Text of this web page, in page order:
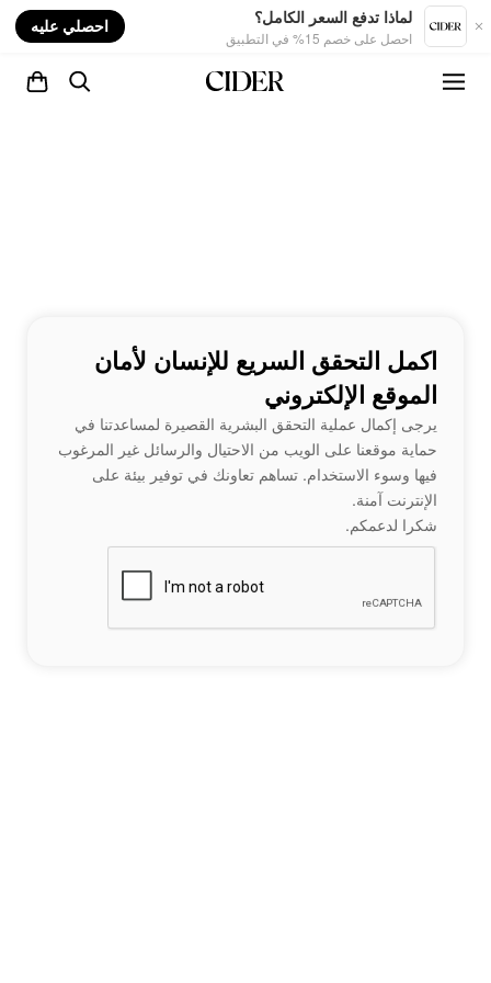
لماذا تدفع السعر الكامل؟
احصل على خصم 15% في التطبيق
احصلي عليه
اكمل التحقق السريع للإنسان لأمان
الموقع الإلكتروني
يرجى إكمال عملية التحقق البشرية القصيرة لمساعدتنا في
حماية موقعنا على الويب من الاحتيال والرسائل غير المرغوب
فيها وسوء الاستخدام. تساهم تعاونك في توفير بيئة على
الإنترنت آمنة.
شكرا لدعمكم.